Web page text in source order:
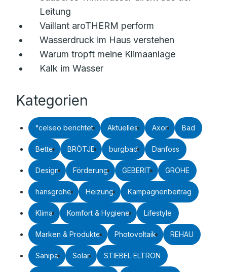
Leitung
Vaillant aroTHERM perform
Wasserdruck im Haus verstehen
Warum tropft meine Klimaanlage
Kalk im Wasser
Kategorien
°celseo berichtet Aktuelles Axor Bad
Bette BRÖTJE burgbad Danfoss
Design Förderung GEBERIT GROHE
hansgrohe Heizung Kampagnenbeitrag
Klima Komfort & Hygiene Lifestyle
Marken & Produkte Photovoltaik REHAU
Sanipa Solar STIEBEL ELTRON